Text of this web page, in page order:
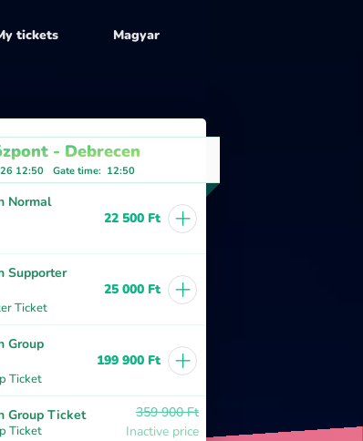
tickets Magyar
- Debrecen
12:50 Gate time: 12:50
Normal
22 500 Ft +
Supporter
Ticket
25 000 Ft +
Group
Ticket
199 900 Ft +
Group Ticket
Ticket
359 900 Ft
Inactive price